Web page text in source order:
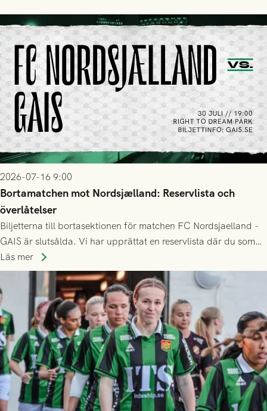
2026-07-16 9:00
Bortamatchen mot Nordsjælland: Reservlista och
överlåtelser
Biljetterna till bortasektionen för matchen FC Nordsjaelland -
GAIS är slutsålda. Vi har upprättat en reservlista där du som
ännu inte har någon biljett kan anmäla ditt intresse. Du kan
inte själv överlåta din biljett till någon annan.
Läs mer